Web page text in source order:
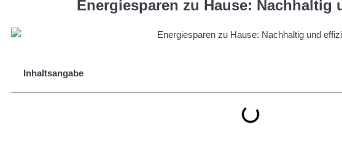
Energiesparen zu Hause: Nachhaltig
Inhaltsangabe